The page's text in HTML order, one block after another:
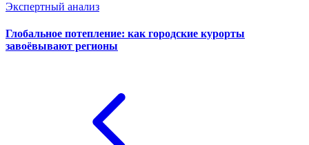
Экспертный анализ
Глобальное потепление: как городские курорты
завоёвывают регионы